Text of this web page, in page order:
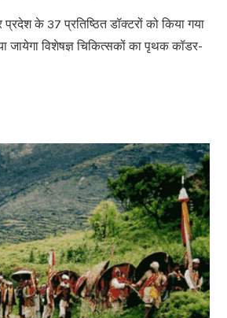
के 37 प्रतिष्ठित डॉक्टरों को किया गया
जायेगा विशेषज्ञ चिकित्सकों का पृथक कॉडर-